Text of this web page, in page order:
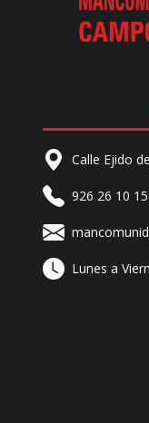
Calle Ejido
926 26 10 15
Lunes a